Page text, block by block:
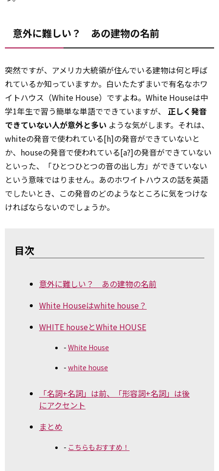
意外に難しい？ あの建物の名前
突然ですが、アメリカ大統領が住んでいる建物は何と呼ば
れているか知っていますか。白いたたずまいで有名なホワ
イトハウス（White House）ですよね。White Houseは中
学1年生で習う簡単な単語でできていますが、 正しく発音
できていない人が意外と多い ような気がします。それは、
whiteの発音で使われている[h]の発音ができていないと
か、houseの発音で使われている[a?]の発音ができていない
といった、「ひとつひとつの音の出し方」ができていない
という意味ではりません。あのホワイトハウスの話を英語
でしたいとき、この発音のどのようなところに気をつけな
ければならないのでしょうか。
目次
意外に難しい？ あの建物の名前
White Houseはwhite house？
WHITE houseとWhite HOUSE
White House
white house
「名詞+名詞」は前、「形容詞+名詞」は後
にアクセント
まとめ
こちらもおすすめ！